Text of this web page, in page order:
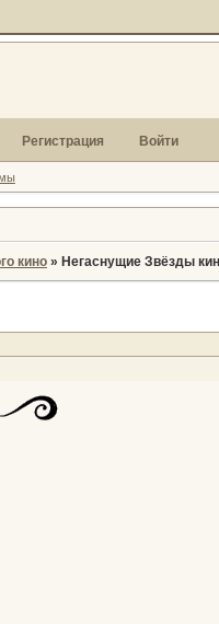
Регистрация Войти
кино » Негаснущие Звёзды